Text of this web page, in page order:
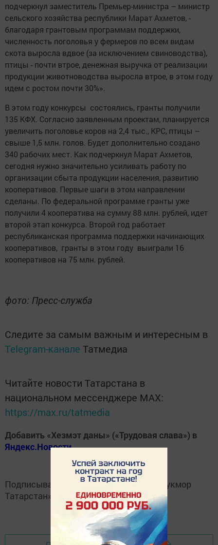
подчеркнул заместитель Премьер-министра – министр
сельского хозяйства республики Марат Ахметов, -
благодаря грантовым программам поддержки,
численность поголовья у фермеров по всем видам
скота выросла вдвое (за исключением свиноводства),
птицы - почти втрое, денежная выручка от реализации
продукции животноводства выросла втрое, в этом году
идем с ростом почти 30%».
В этом году конкурсы состоялись, гранты получили
135 КФХ. Согласно заявленным проектам, планируется
увеличить поголовье коров на 2,4 тыс., КРС, птицы –
свыше 1,5 млн. голов. Будет дополнительно создано
340 рабочих мест. Как подчеркнул Марат Ахметов,
сегодня нужно значительно усиливать работу по
организации сбыта продукции населения, развитию
кооперативов. Первые шаги в этом направлении
сделаны. По федеральной программе гранты уже
получили 4 кооператива на сумму 88 млн. рублей, идет
второй этап конкурса. Второй год работает
республиканская программа поддержки начинающих
кооперативов, гранты в этом году выиграли 16
кооперативов на 75 млн. рублей.
фото: Пресс-служба
Следите за самым важным и интересным в
Telegram-канале Татмедиа
Читайте новости Татарстана в
национальном мессенджере MАХ:
https://max.ru/tatmedia
Добавить «Хезмэт даны» («Трудовая слава») в
Яндекс.Новости
Подписывайтесь наTelegram-канал
«Кукмор
Татарстан»